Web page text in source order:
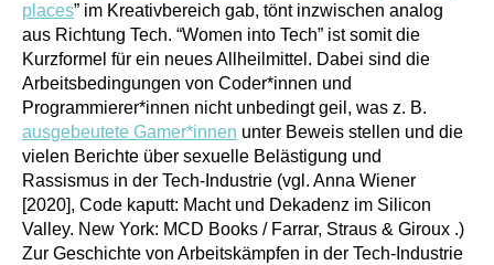
places” im Kreativbereich gab, tönt inzwischen analog
aus Richtung Tech. “Women into Tech” ist somit die
Kurzformel für ein neues Allheilmittel. Dabei sind die
Arbeitsbedingungen von Coder*innen und
Programmierer*innen nicht unbedingt geil, was z. B.
ausgebeutete Gamer*innen unter Beweis stellen und die
vielen Berichte über sexuelle Belästigung und
Rassismus in der Tech-Industrie (vgl. Anna Wiener
[2020], Code kaputt: Macht und Dekadenz im Silicon
Valley. New York: MCD Books / Farrar, Straus & Giroux .)
Zur Geschichte von Arbeitskämpfen in der Tech-Industrie